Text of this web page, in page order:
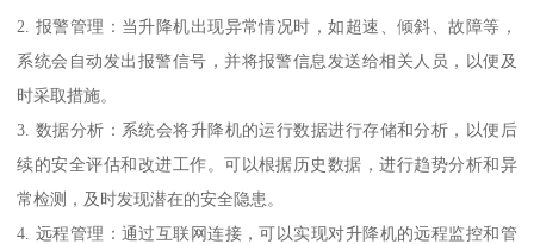
2. 报警管理：当升降机出现异常情况时，如超速、倾斜、故障等，
系统会自动发出报警信号，并将报警信息发送给相关人员，以便及
时采取措施。
3. 数据分析：系统会将升降机的运行数据进行存储和分析，以便后
续的安全评估和改进工作。可以根据历史数据，进行趋势分析和异
常检测，及时发现潜在的安全隐患。
4. 远程管理：通过互联网连接，可以实现对升降机的远程监控和管